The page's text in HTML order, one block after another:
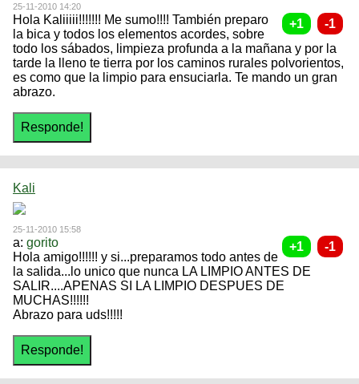
25-11-2010 14:20
Hola Kaliiiii!!!!!!! Me sumo!!!! También preparo
la bica y todos los elementos acordes, sobre
todo los sábados, limpieza profunda a la mañana y por la
tarde la lleno te tierra por los caminos rurales polvorientos,
es como que la limpio para ensuciarla. Te mando un gran
abrazo.
Kali
25-11-2010 15:58
a: gorito
Hola amigo!!!!!! y si...preparamos todo antes de
la salida...lo unico que nunca LA LIMPIO ANTES DE
SALIR....APENAS SI LA LIMPIO DESPUES DE
MUCHAS!!!!!!
Abrazo para uds!!!!!